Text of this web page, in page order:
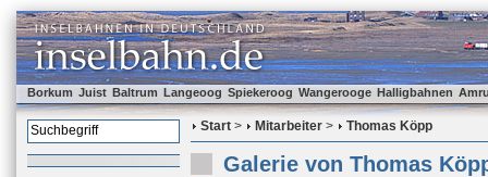
Borkum Juist Baltrum Langeoog Spiekeroog Wangerooge Halligbahnen
Start > Mitarbeiter > Thomas Köpp
Galerie von Thomas